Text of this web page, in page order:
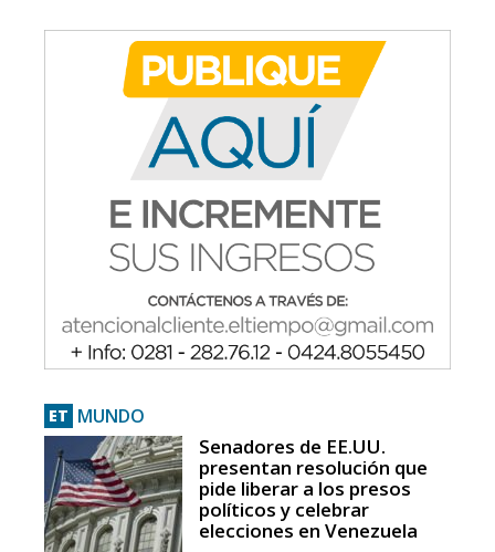
ET MUNDO
Senadores de EE.UU.
presentan resolución que
pide liberar a los presos
políticos y celebrar
elecciones en Venezuela